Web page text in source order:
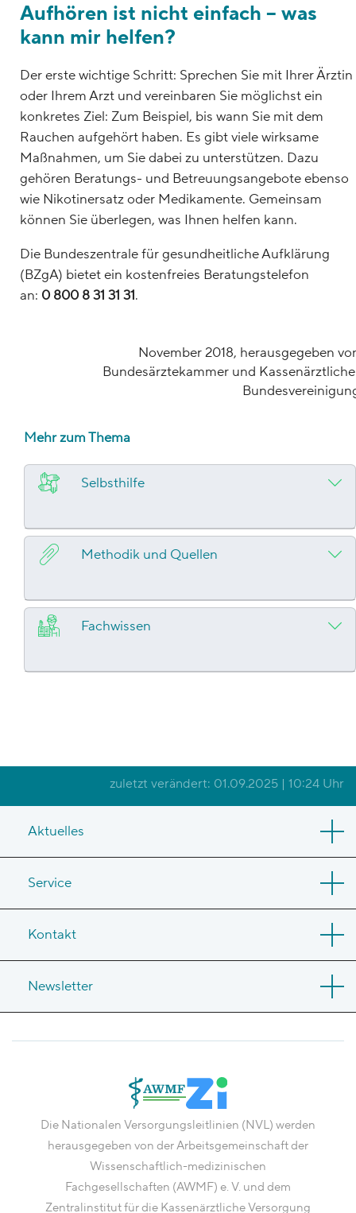
Aufhören ist nicht einfach – was
kann mir helfen?
Der erste wichtige Schritt: Sprechen Sie mit Ihrer Ärztin
oder Ihrem Arzt und vereinbaren Sie möglichst ein
konkretes Ziel: Zum Beispiel, bis wann Sie mit dem
Rauchen aufgehört haben. Es gibt viele wirksame
Maßnahmen, um Sie dabei zu unterstützen. Dazu
gehören Beratungs- und Betreuungsangebote ebenso
wie Nikotinersatz oder Medikamente. Gemeinsam
können Sie überlegen, was Ihnen helfen kann.
Die Bundeszentrale für gesundheitliche Aufklärung
(BZgA) bietet ein kostenfreies Beratungstelefon
an: 0 800 8 31 31 31.
November 2018, herausgegeben
Bundesärztekammer und
Mehr zum Thema
Selbsthilfe
Methodik und Quellen
Fachwissen
zuletzt verändert: 01.09.2025 | 10:24 Uhr
Aktuelles
Service
Kontakt
Newsletter
Die Nationalen Versorgungsleitlinien (NVL) werden
herausgegeben von der Arbeitsgemeinschaft der
Wissenschaftlich-medizinischen
Fachgesellschaften (AWMF) e. V. und dem
Zentralinstitut für die Kassenärztliche Versorgung